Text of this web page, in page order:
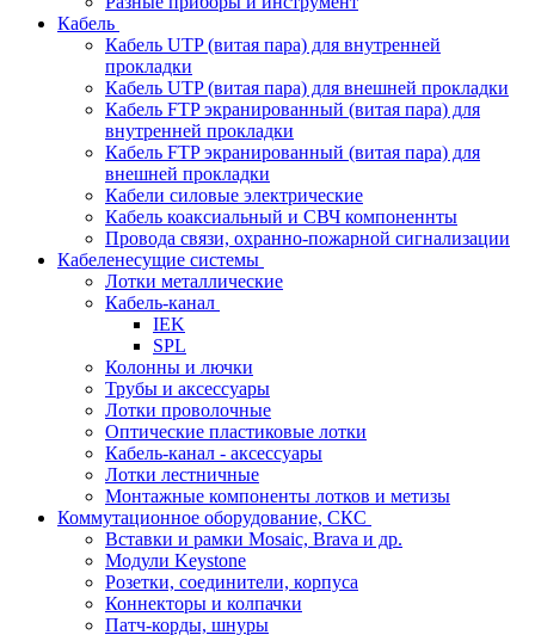
Кабель
Кабель UTP (витая пара) для внутренней
прокладки
Кабель UTP (витая пара) для внешней прокладки
Кабель FTP экранированный (витая пара) для
внутренней прокладки
Кабель FTP экранированный (витая пара) для
внешней прокладки
Кабели силовые электрические
Кабель коаксиальный и СВЧ компоненнты
Провода связи, охранно-пожарной сигнализации
Кабеленесущие системы
Лотки металлические
Кабель-канал
IEK
SPL
Колонны и лючки
Трубы и аксессуары
Лотки проволочные
Оптические пластиковые лотки
Кабель-канал - аксессуары
Лотки лестничные
Монтажные компоненты лотков и метизы
Коммутационное оборудование, СКС
Вставки и рамки Mosaic, Brava и др.
Модули Keystone
Розетки, соединители, корпуса
Коннекторы и колпачки
Патч-корды, шнуры